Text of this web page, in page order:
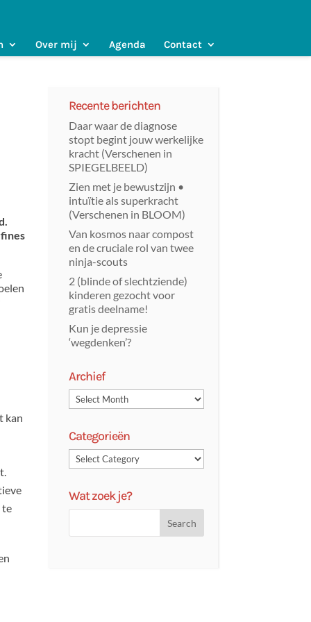
Over mij Agenda Contact
kan
te
Recente berichten
Daar waar de diagnose
stopt begint jouw werkelijke
kracht (Verschenen in
SPIEGELBEELD)
Zien met je bewustzijn •
intuïtie als superkracht
(Verschenen in BLOOM)
Van kosmos naar compost
en de cruciale rol van twee
ninja-scouts
2 (blinde of slechtziende)
kinderen gezocht voor
gratis deelname!
Kun je depressie
‘wegdenken’?
Archief
Categorieën
Wat zoek je?